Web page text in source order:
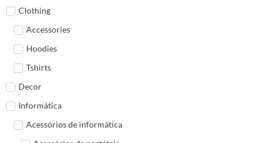
Clothing
Accessories
Hoodies
Tshirts
Decor
Informática
Acessórios de informática